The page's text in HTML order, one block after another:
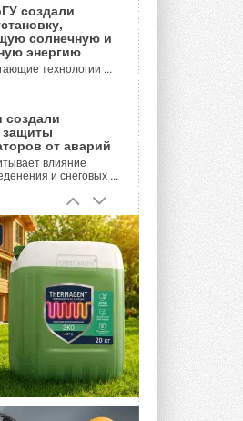
создали
солнечную и
энергию
технологии ...
создали
защиты
от аварий
влияние
и снеговых ...
насос PV/T
испарителем
предложили
...
форум
2-3 сентября в
Slavyanskaya. Форум
тысяч участников ...